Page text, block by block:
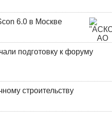
6.0 в Москве
подготовку к форуму
строительству